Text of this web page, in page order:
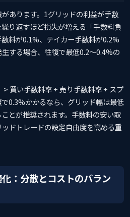
あります。1グリッドの利益が手数
り返すほど損失が増える「手数料負
料が0.1%、テイカー手数料が0.2%
する場合、往復で最低0.2〜0.4%の
買い手数料率 + 売り手数料率 + スプ
0.3%かかるなら、グリッド幅は最低
とが推奨されます。手数料の安い取
ドトレードの設定自由度を高める重
：分散とコストのバラン